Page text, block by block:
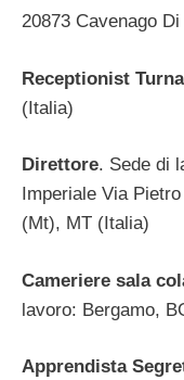
20873 Cavenago
Receptionist
(Italia)
Direttore. Sede di
Imperiale Via
(Mt), MT (Italia)
Cameriere sala
lavoro: Bergamo,
Apprendista